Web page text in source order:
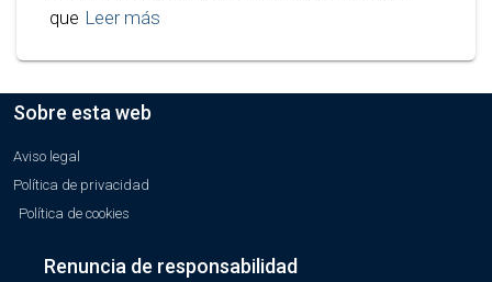
que Leer más
Sobre esta web
Aviso legal
Política de privacidad
Política de cookies
Renuncia de responsabilidad